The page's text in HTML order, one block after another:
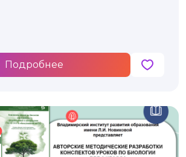
Подробнее